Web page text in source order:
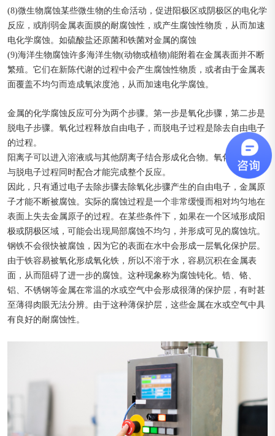
(8)微生物腐蚀某些微生物的生命活动，促进阳极区或阴极区的电化学
反应，或削弱金属表面膜的耐腐蚀性，或产生腐蚀性物质，从而加速
电化学腐蚀。如硫酸盐还原菌和铁菌对金属的腐蚀
(9)海洋生物腐蚀许多海洋生物(动物或植物)能附着在金属表面并不断
繁殖。它们在新陈代谢的过程中会产生腐蚀性物质，或者由于金属表
面覆盖不均匀而造成氧浓度池，从而加速电化学腐蚀。
金属的化学腐蚀反应可分为两个步骤。第一步是氧化步骤，第二步是
脱电子步骤。氧化过程释放自由电子，而脱电子过程是除去自由电子
的过程。
阳离子可以进入溶液或与其他阴离子结合形成化合物。氧化过程必须
与脱电子过程同时配合才能完成整个反应。
因此，只有通过电子去除步骤去除氧化步骤产生的自由电子，金属原
子才能不断被腐蚀。实际的腐蚀过程是一个非常缓慢而相对均匀地在
表面上失去金属原子的过程。在某些条件下，如果在一个区域形成阳
极或阴极区域，可能会出现局部腐蚀不均匀，并形成可见的腐蚀坑。
钢铁不会很快被腐蚀，因为它的表面在水中会形成一层氧化保护层。
由于铁容易被氧化形成氧化铁，所以不溶于水，容易沉积在金属表
面，从而阻碍了进一步的腐蚀。这种现象称为腐蚀钝化。锆、铬、
铝、不锈钢等金属在常温的水或空气中会形成很薄的保护层，有时甚
至薄得肉眼无法分辨。由于这种薄保护层，这些金属在水或空气中具
有良好的耐腐蚀性。